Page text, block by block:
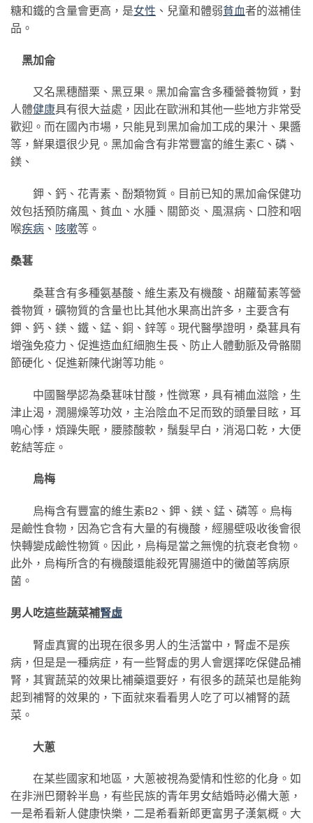
糖和鐵的含量會更高，是女性 、兒童和體弱貧血者的滋補佳
品。
黑加侖
又名黑穗醋栗、黑豆果。黑加侖富含多種營養物質，對
人體健康具有很大益處，因此在歐洲和其他一些地方非常受
歡迎。而在國內市場，只能見到黑加侖加工成的果汁、果醬
等，鮮果還很少見。黑加侖含有非常豐富的維生素C、磷、
鎂、
鉀、鈣、花青素、酚類物質。目前已知的黑加侖保健功
效包括預防痛風、貧血、水腫、關節炎、風濕病、口腔和咽
喉疾病 、 咳嗽等。
桑葚
桑葚含有多種氨基酸、維生素及有機酸、胡蘿蔔素等營
養物質，礦物質的含量也比其他水果高出許多，主要含有
鉀、鈣、鎂、鐵、錳、銅、鋅等。現代醫學證明，桑葚具有
增強免疫力、促進造血紅細胞生長、防止人體動脈及骨骼關
節硬化、促進新陳代謝等功能。
中國醫學認為桑葚味甘酸，性微寒，具有補血滋陰，生
津止渴，潤腸燥等功效，主治陰血不足而致的頭暈目眩，耳
鳴心悸，煩躁失眠，腰膝酸軟，鬚髮早白，消渴口乾，大便
乾結等症。
烏梅
烏梅含有豐富的維生素B2、鉀、鎂、錳、磷等。烏梅
是鹼性食物，因為它含有大量的有機酸，經腸壁吸收後會很
快轉變成鹼性物質。因此，烏梅是當之無愧的抗衰老食物。
此外，烏梅所含的有機酸還能殺死胃腸道中的黴菌等病原
菌。
男人吃這些蔬菜補腎虛
腎虛真實的出現在很多男人的生活當中，腎虛不是疾
病，但是是一種病症，有一些腎虛的男人會選擇吃保健品補
腎，其實蔬菜的效果比補藥還要好，有很多的蔬菜也是能夠
起到補腎的效果的，下面就來看看男人吃了可以補腎的蔬
菜。
大蔥
在某些國家和地區，大蔥被視為愛情和性慾的化身。如
在非洲巴爾幹半島，有些民族的青年男女結婚時必備大蔥，
一是希看新人健康快樂，二是希看新郎更富男子漢氣概。大